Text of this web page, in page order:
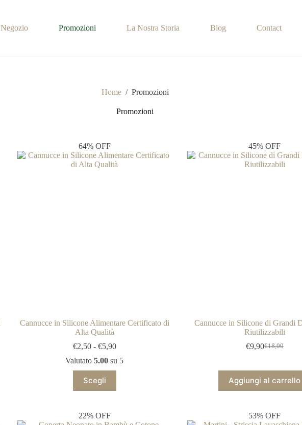
Negozio Promozioni La Nostra Storia Blog Contact
Home / Promozioni
Promozioni
64% OFF
Cannucce in Silicone Alimentare Certificato di
Alta Qualità
€2,50 - €5,90Fascia
prezzo:
da
a
Valutato5.00 su 5
Scegliprodotto
ha
varianti.
Le
45% OFF
Cannucce in Silicone di Grandi
Riutilizzabili
€18,00
Il
era:
€9,90Il
è:
Aggiungi al carrello
22% OFF 53% OFF